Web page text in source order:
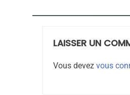
LAISSER UN
Vous devez vous